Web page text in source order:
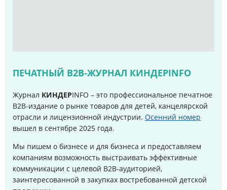
ПЕЧАТНЫЙ B2B-ЖУРНАЛ КИНДЕРINFO
Журнал КИНДЕРINFO – это профессиональное печатное
B2B-издание о рынке товаров для детей, канцелярской
отрасли и лицензионной индустрии. Осенний номер
вышел в сентябре 2025 года.
Мы пишем о бизнесе и для бизнеса и предоставляем
компаниям возможность выстраивать эффективные
коммуникации с целевой B2B-аудиторией,
заинтересованной в закупках востребованной детской